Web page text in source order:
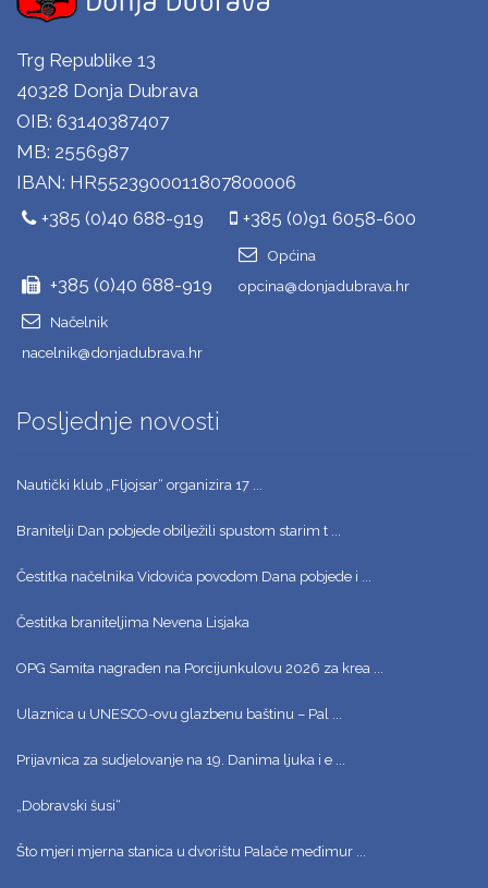
Trg Republike 13
40328 Donja Dubrava
OIB: 63140387407
MB: 2556987
IBAN: HR5523900011807800006
+385 (0)40 688-919
+385 (0)91 6058-600
+385 (0)40 688-919
Općina
opcina@donjadubrava.hr
Načelnik
nacelnik@donjadubrava.hr
Posljednje novosti
Nautički klub „Fljojsar“ organizira 17 ...
Branitelji Dan pobjede obilježili spustom starim t ...
Čestitka načelnika Vidovića povodom Dana pobjede i ...
Čestitka braniteljima Nevena Lisjaka
OPG Samita nagrađen na Porcijunkulovu 2026 za krea ...
Ulaznica u UNESCO-ovu glazbenu baštinu – Pal ...
Prijavnica za sudjelovanje na 19. Danima ljuka i e ...
„Dobravski šusi“
Što mjeri mjerna stanica u dvorištu Palače međimur ...